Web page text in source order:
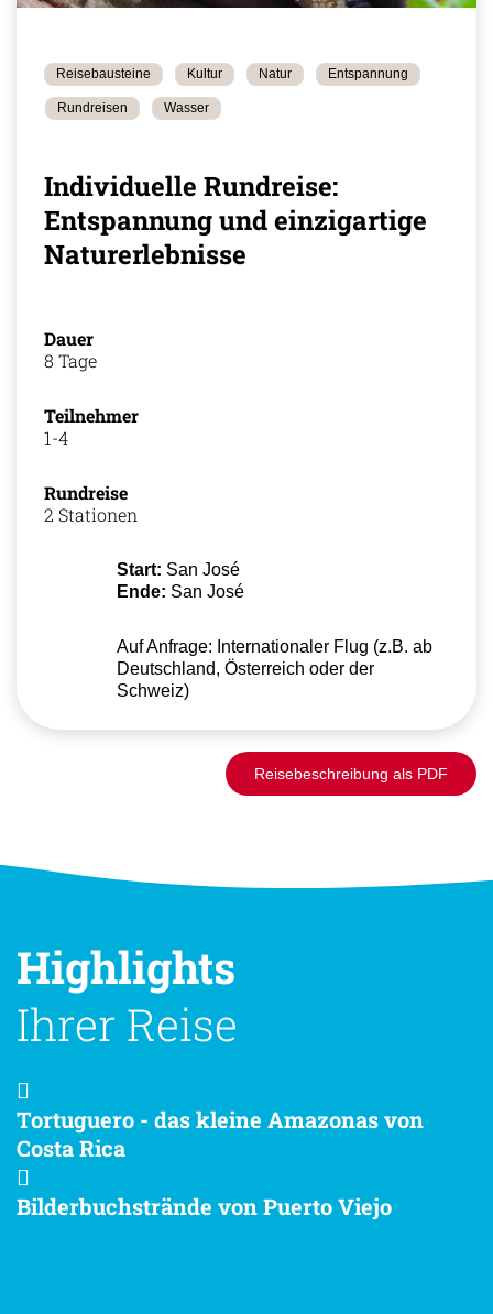
Reisebausteine Kultur Natur Entspannung
Rundreisen Wasser
Individuelle Rundreise:
Entspannung und einzigartige
Naturerlebnisse
Dauer
8 Tage
Teilnehmer
1-4
Rundreise
2 Stationen
Start: San José
Ende: San José
Auf Anfrage: Internationaler Flug (z.B. ab
Deutschland, Österreich oder der
Schweiz)
Reisebeschreibung als PDF
Highlights
Ihrer Reise
Tortuguero - das kleine Amazonas von
Costa Rica
Bilderbuchstrände von Puerto Viejo